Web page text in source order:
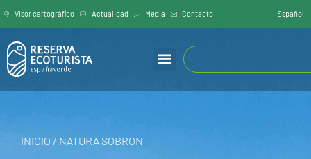
Visor cartográfíco Actualidad Media Contacto Español
INICIO / NATURA SOBRON